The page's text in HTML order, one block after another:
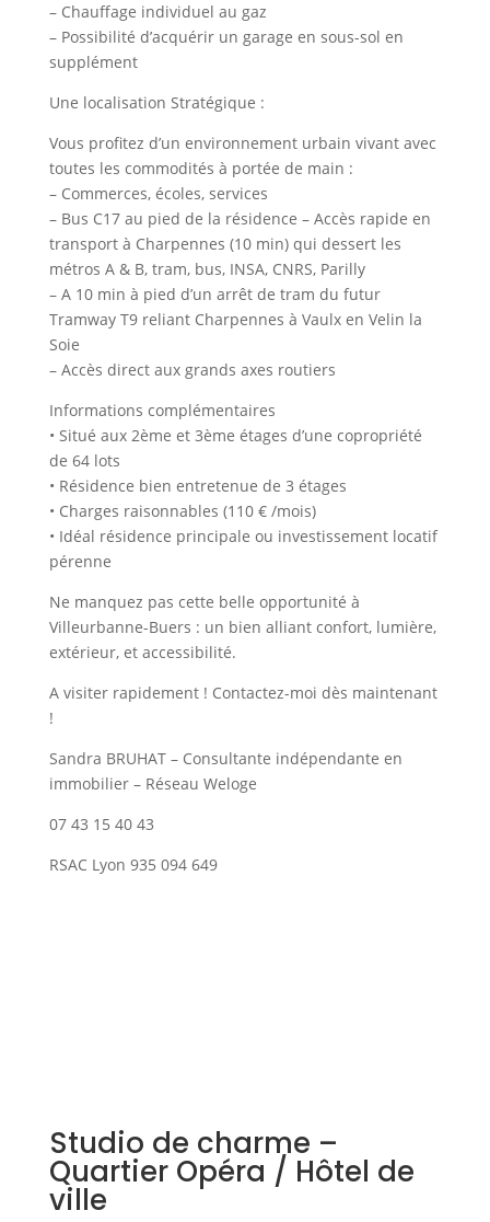
– Chauffage individuel au gaz
– Possibilité d’acquérir un garage en sous-sol en
supplément
Une localisation Stratégique :
Vous profitez d’un environnement urbain vivant avec
toutes les commodités à portée de main :
– Commerces, écoles, services
– Bus C17 au pied de la résidence – Accès rapide en
transport à Charpennes (10 min) qui dessert les
métros A & B, tram, bus, INSA, CNRS, Parilly
– A 10 min à pied d’un arrêt de tram du futur
Tramway T9 reliant Charpennes à Vaulx en Velin la
Soie
– Accès direct aux grands axes routiers
Informations complémentaires
• Situé aux 2ème et 3ème étages d’une copropriété
de 64 lots
• Résidence bien entretenue de 3 étages
• Charges raisonnables (110 € /mois)
• Idéal résidence principale ou investissement locatif
pérenne
Ne manquez pas cette belle opportunité à
Villeurbanne-Buers : un bien alliant confort, lumière,
extérieur, et accessibilité.
A visiter rapidement ! Contactez-moi dès maintenant
!
Sandra BRUHAT – Consultante indépendante en
immobilier – Réseau Weloge
07 43 15 40 43
RSAC Lyon 935 094 649
Studio de charme –
Quartier Opéra / Hôtel de
ville